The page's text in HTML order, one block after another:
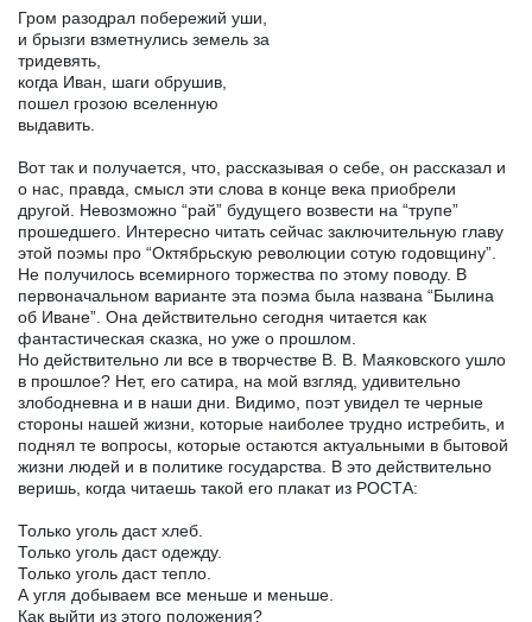
Гром разодрал побережий уши,
и брызги взметнулись земель за
тридевять,
когда Иван, шаги обрушив,
пошел грозою вселенную
выдавить.
Вот так и получается, что, рассказывая о себе, он рассказал и
о нас, правда, смысл эти слова в конце века приобрели
другой. Невозможно “рай” будущего возвести на “трупе”
прошедшего. Интересно читать сейчас заключительную главу
этой поэмы про “Октябрьскую революции сотую годовщину”.
Не получилось всемирного торжества по этому поводу. В
первоначальном варианте эта поэма была названа “Былина
об Иване”. Она действительно сегодня читается как
фантастическая сказка, но уже о прошлом.
Но действительно ли все в творчестве В. В. Маяковского ушло
в прошлое? Нет, его сатира, на мой взгляд, удивительно
злободневна и в наши дни. Видимо, поэт увидел те черные
стороны нашей жизни, которые наиболее трудно истребить, и
поднял те вопросы, которые остаются актуальными в бытовой
жизни людей и в политике государства. В это действительно
веришь, когда читаешь такой его плакат из РОСТА:
Только уголь даст хлеб.
Только уголь даст одежду.
Только уголь даст тепло.
А угля добываем все меньше и меньше.
Как выйти из этого положения?